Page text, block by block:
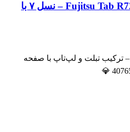
تبلت ویندوزی استوک Fujitsu Tab R727 – نسل ۷ با
💻 لپ تاپ Fujitsu Tab R727 – ترکیب تبلت و لپ‌تاپ با صفحه